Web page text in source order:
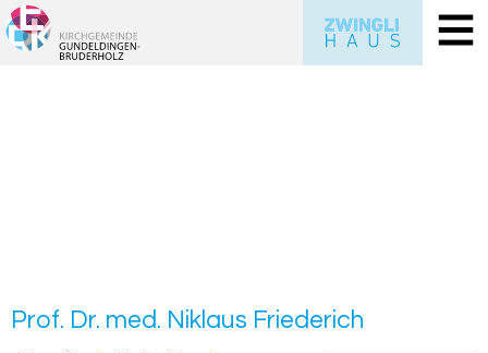
Prof. Dr. med. Ni­klaus Frie­de­rich